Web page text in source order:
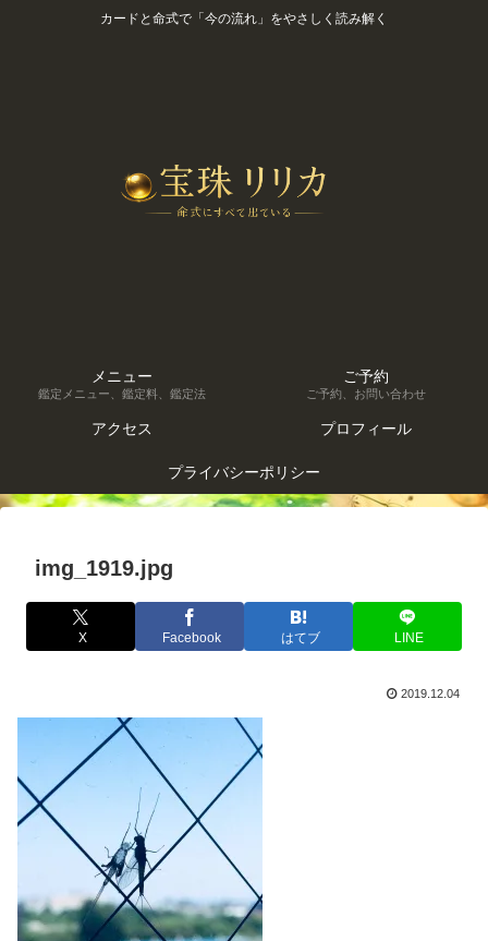
カードと命式で「今の流れ」をやさしく読み解く
メニュー
鑑定メニュー、鑑定料、鑑定法
ご予約
ご予約、お問い合わせ
アクセス プロフィール
プライバシーポリシー
img_1919.jpg
X Facebook はてブ LINE
2019.12.04